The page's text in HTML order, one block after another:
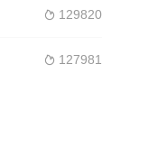
 129820
 127981